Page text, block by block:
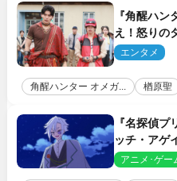
『角醒ハ
え！怒りの
がハンター
エンタメ
角醒ハンター オメガ... 楢原聖
『名探偵プ
ッチ・アゲ
告状が届く
アニメ･ゲー